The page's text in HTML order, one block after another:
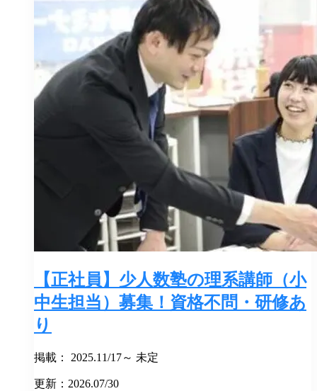
【正社員】少人数塾の理系講師（小
中生担当）募集！資格不問・研修あ
り
掲載： 2025.11/17～ 未定
更新：2026.07/30